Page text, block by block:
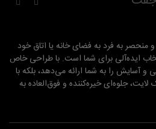
منحصر به فرد به فضای خانه یا اتاق خود
ایده‌آلی برای شما است. با طراحی خاص
و آسایش را به شما ارائه می‌دهد، بلکه با
جلوه‌ای خیره‌کننده و فوق‌العاده به